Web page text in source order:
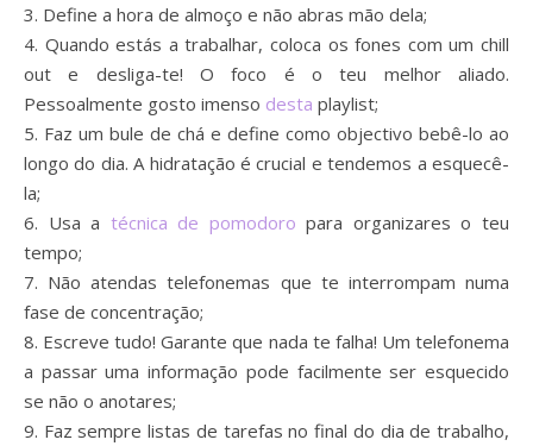
3. Define a hora de almoço e não abras mão dela; ⁣
4. Quando estás a trabalhar, coloca os fones com um chill
out e desliga-te! O foco é o teu melhor aliado.
Pessoalmente gosto imenso desta playlist; ⁣
5. Faz um bule de chá e define como objectivo bebê-lo ao
longo do dia. A hidratação é crucial e tendemos a esquecê-
la; ⁣
6. Usa a técnica de pomodoropara organizares o teu
tempo; ⁣
7. Não atendas telefonemas que te interrompam numa
fase de concentração;⁣
8. Escreve tudo! Garante que nada te falha! Um telefonema
a passar uma informação pode facilmente ser esquecido
se não o anotares; ⁣
9. Faz sempre listas de tarefas no final do dia de trabalho,